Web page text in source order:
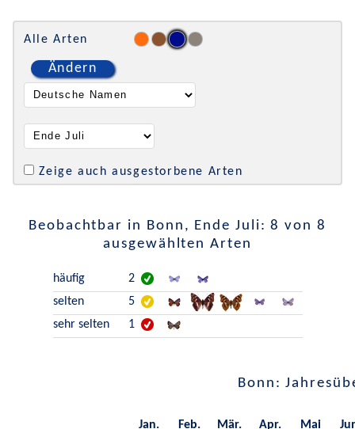
Alle Arten
Ändern
Zeige auch ausgestorbene Arten
Beobachtbar in Bonn, Ende Juli: 8 von 8
ausgewählten Arten
häufig
2
selten
5
sehr selten
1
Bonn:
Jan. Feb. Mär. Apr. Mai